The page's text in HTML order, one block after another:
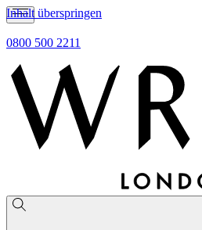
Inhalt überspringen
0800 500 2211